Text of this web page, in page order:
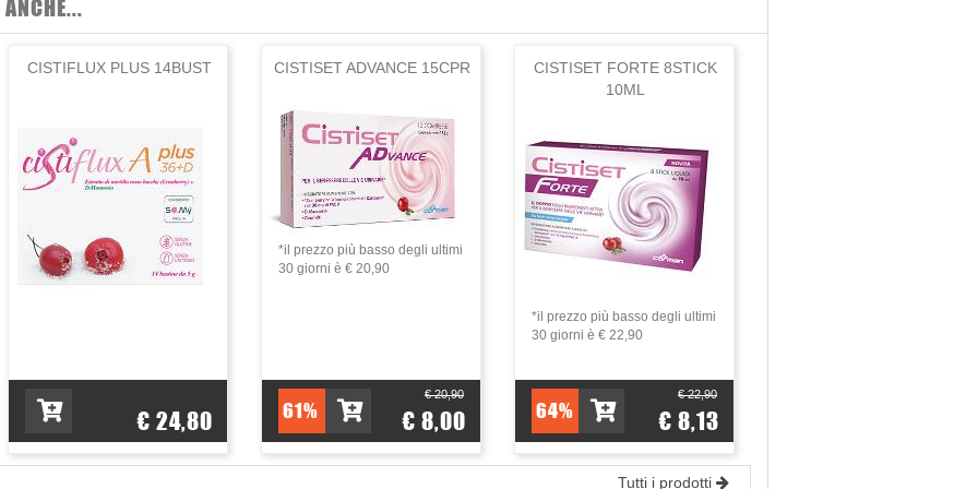
per tre volte al giorno. Durante l'assunzione del prodotto si consiglia di bere molta acqua.
riparo dalla luce.
Per 6 compresse
20,00 g
12,50 g
750 mg
10,00 g
600 mg
Chiudi
CISTIFLUX PLUS 14BUST
€ 24,80
CISTISET ADVANCE 15CPR
*il prezzo più basso degli ultimi
30 giorni è € 20,90
61%
€ 20,90
€ 8,00
CISTISET FORTE 8STICK
10ML
*il prezzo più basso degli ultimi
30 giorni è € 22,90
64%
€ 22,90
€ 8,13
Tutti i prodotti